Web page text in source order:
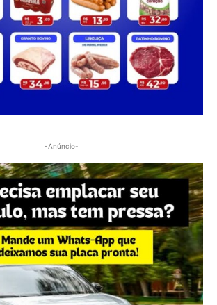
-Anúncio-